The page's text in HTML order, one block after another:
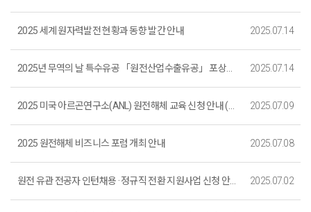
2025 세계 원자력발전 현황과 동향 발간 안내 2025.07.14
2025년 무역의 날 특수유공 「원전산업수출유공」 포상모집 공고(마감) 2025.07.14
2025 미국 아르곤연구소(ANL) 원전해체 교육 신청 안내 (마감) 2025.07.09
2025 원전해체 비즈니스 포럼 개최 안내 2025.07.08
원전 유관 전공자 인턴채용 · 정규직 전환 지원사업 신청 안내(마감) 2025.07.02